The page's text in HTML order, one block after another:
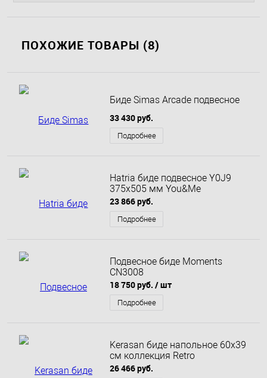
ПОХОЖИЕ ТОВАРЫ (8)
Биде Simas Arcade подвесное
33 430 руб.
Подробнее
Hatria биде подвесное Y0J9
375х505 мм You&Me
23 866 руб.
Подробнее
Подвесное биде Moments
CN3008
18 750 руб. / шт
Подробнее
Kerasan биде напольное 60х39
см коллекция Retro
26 466 руб.